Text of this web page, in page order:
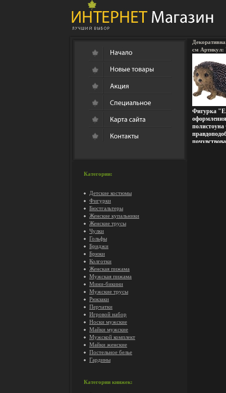
Категории:
Детские костюмы
Фигурки
Бюстгальтеры
Женские купальники
Женские трусы
Чулки
Гольфы
Бриджи
Брюки
Колготки
Женская пижама
Мужская пижама
Мини-бикини
Мужские трусы
Рюкзаки
Перчатки
Игровой набор
Носки мужские
Майки мужские
Мужской комплект
Майки женские
Постельное белье
Гардины
Категории книжек:
см Артикул:
Фигурка
полистоуна